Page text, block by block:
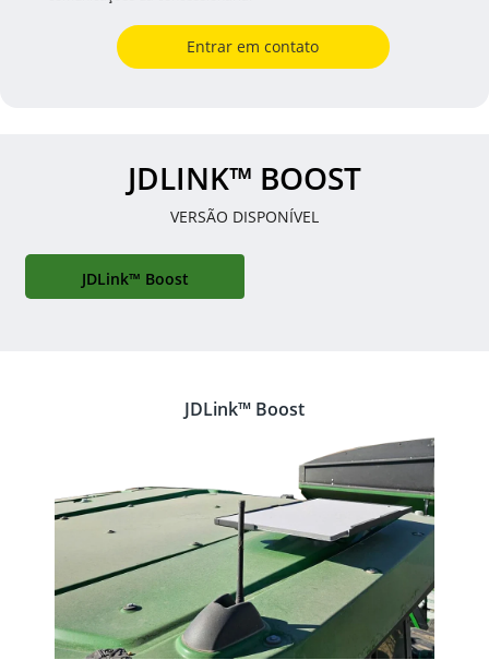
Entrar em contato
JDLINK™ BOOST
VERSÃO DISPONÍVEL
JDLink™ Boost
JDLink™ Boost